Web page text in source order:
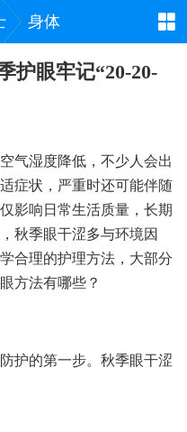
身体
护眼牢记“20-20-
气湿度降低，不少人会出
症状，严重时还可能伴随
影响日常生活质量，长期
秋季眼干涩多与环境因
合理的护理方法，大部分
方法有哪些？
护的第一步。秋季眼干涩